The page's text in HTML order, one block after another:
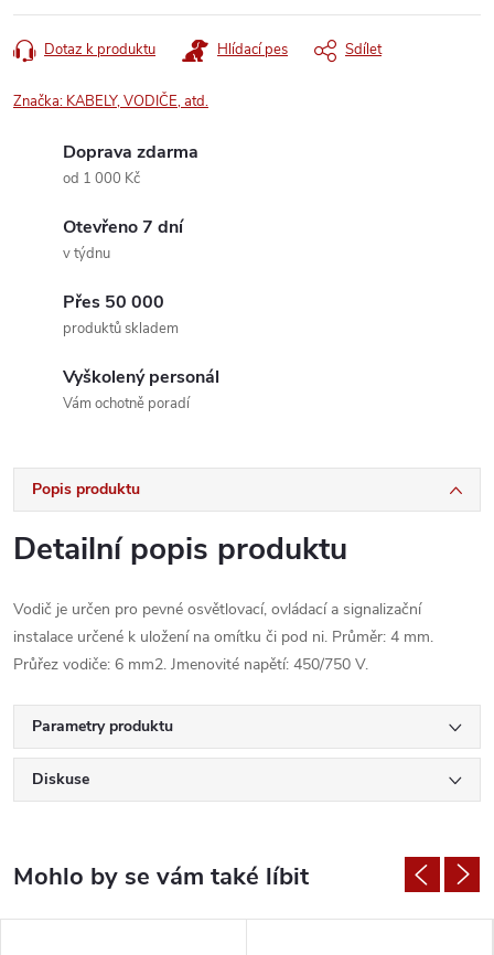
Dotaz k produktu Hlídací pes Sdílet
Značka: KABELY, VODIČE, atd.
Doprava zdarma
od 1 000 Kč
Otevřeno 7 dní
v týdnu
Přes 50 000
produktů skladem
Vyškolený personál
Vám ochotně poradí
Popis produktu
Detailní popis produktu
Vodič je určen pro pevné osvětlovací, ovládací a signalizační
instalace určené k uložení na omítku či pod ni. Průměr: 4 mm.
Průřez vodiče: 6 mm2. Jmenovité napětí: 450/750 V.
Parametry produktu
Diskuse